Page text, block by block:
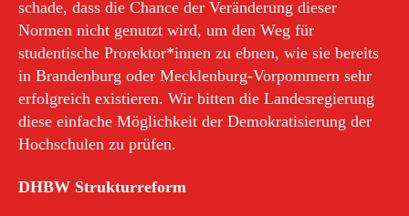
schade, dass die Chance der Veränderung dieser
Normen nicht genutzt wird, um den Weg für
studentische Prorektor*innen zu ebnen, wie sie bereits
in Brandenburg oder Mecklenburg-Vorpommern sehr
erfolgreich existieren. Wir bitten die Landesregierung
diese einfache Möglichkeit der Demokratisierung der
Hochschulen zu prüfen.
DHBW Strukturreform